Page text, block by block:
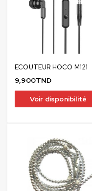
ECOUTEUR HOCO M121
9,900TND
Voir disponibilité